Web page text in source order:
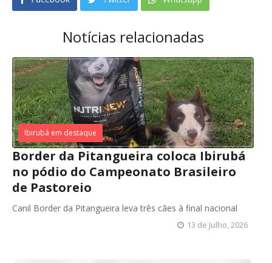
Notícias relacionadas
Ibirubá em destaque
Border da Pitangueira coloca Ibirubá
no pódio do Campeonato Brasileiro
de Pastoreio
Canil Border da Pitangueira leva três cães à final nacional
13 de Julho, 2026